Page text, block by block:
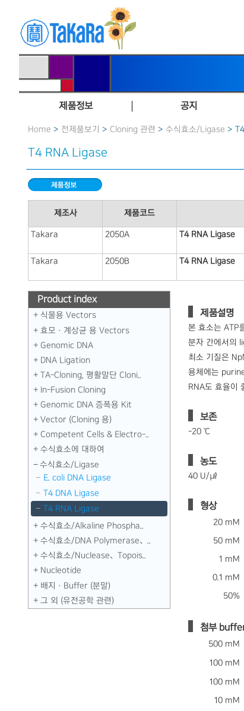
제품정보 공지
Home > 전제품보기 > Cloning 관련 > 수식효소／Ligase >
T4 RNA Ligase
제조사 제품코드
Takara 2050A T4 RNA Ligase
Takara 2050B T4 RNA Ligase
Product index
식물용 Vectors
효모 · 계상균 용 Vectors
Genomic DNA
DNA Ligation
TA-Cloning, 평활말단 Cloni..
In-Fusion Cloning
Genomic DNA 증폭용 Kit
Vector (Cloning 용)
Competent Cells & Electro-..
수식효소에 대하여
수식효소／Ligase
E. coli DNA Ligase
T4 DNA Ligase
T4 RNA Ligase
수식효소／Alkaline Phospha..
수식효소／DNA Polymerase、..
수식효소／Nuclease、Topois..
Nucleotide
배지 · Buffer (분말)
그 외 (유전공학 관련)
제품설명
본 효소는 ATP
분자 간에서의
최소 기질은
용체에는
RNA도 효율이
보존
-20 ℃
농도
40 U/㎕
형상
20 mM
50 mM
1 mM
0.1 mM
50%
첨부
500 mM
100 mM
100 mM
10 mM